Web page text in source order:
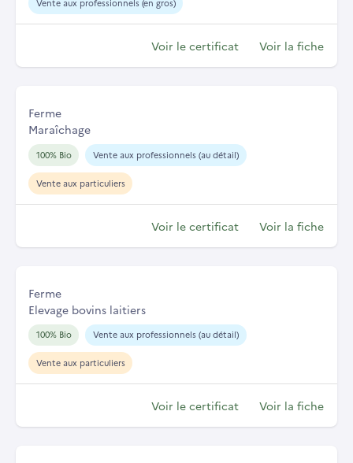
Vente aux professionnels (en gros)
Voir le certificat Voir la fiche
Ferme
Maraîchage
100% Bio Vente aux professionnels (au détail)
Vente aux particuliers
Voir le certificat Voir la fiche
Ferme
Elevage bovins laitiers
100% Bio Vente aux professionnels (au détail)
Vente aux particuliers
Voir le certificat Voir la fiche